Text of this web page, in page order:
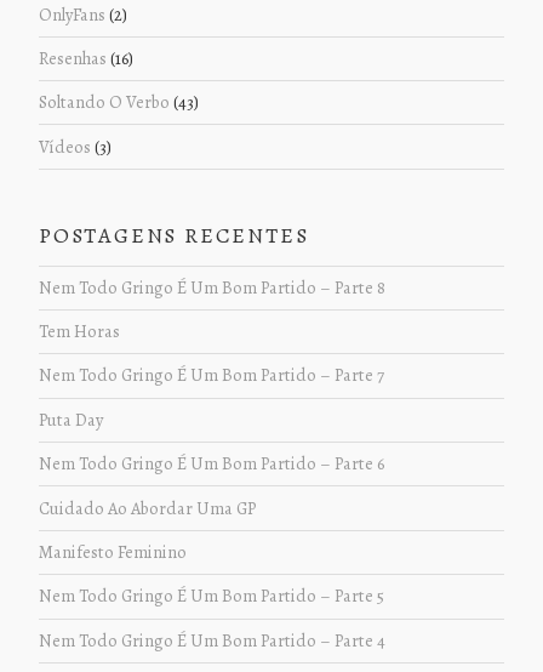
OnlyFans (2)
Resenhas (16)
Soltando O Verbo (43)
Vídeos (3)
POSTAGENS RECENTES
Nem Todo Gringo É Um Bom Partido – Parte 8
Tem Horas
Nem Todo Gringo É Um Bom Partido – Parte 7
Puta Day
Nem Todo Gringo É Um Bom Partido – Parte 6
Cuidado Ao Abordar Uma GP
Manifesto Feminino
Nem Todo Gringo É Um Bom Partido – Parte 5
Nem Todo Gringo É Um Bom Partido – Parte 4